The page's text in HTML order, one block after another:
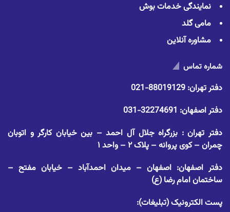
نمایندگی خدمات بوش
مامی گلد
مشاوره آنلاین
شماره تماس
دفتر تهران: 88019129-021
دفتر اصفهان: 32274691-031
دفتر تهران : بزرگراه جلال آل احمد – بین خیابان کارگر و اتوبان
چمران – کوی پروانه – پلاک ۲ – واحد ۱
دفتر اصفهان: اصفهان – میدان احمدآباد – خیابان مفتح –
ساختمان امام رضا (ع)
پست الکترونیک (تبلیغات):